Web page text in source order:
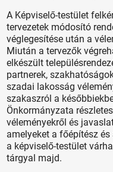
A Képviselő-testület
tervezetek módosító
véglegesítése után a
Miután a tervezők
elkészült
partnerek,
szadai lakosság
szakaszról a
Önkormányzata
véleményekről és
amelyeket a főépítész
a képviselő-testület
tárgyal majd.